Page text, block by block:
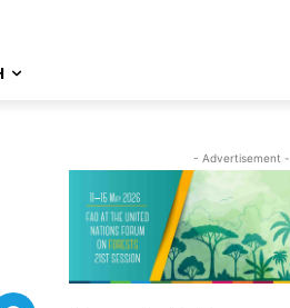
- Advertisement -